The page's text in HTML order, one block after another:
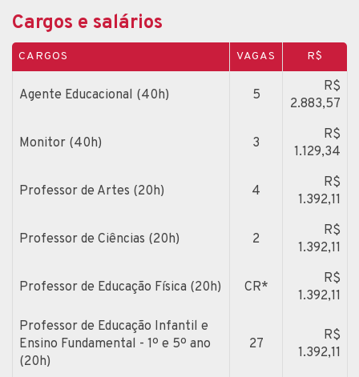
Cargos e salários
CARGOS VAGAS R$
Agente Educacional (40h) 5
R$
2.883,57
Monitor (40h) 3
R$
1.129,34
Professor de Artes (20h) 4
R$
1.392,11
Professor de Ciências (20h) 2
R$
1.392,11
Professor de Educação Física (20h) CR*
R$
1.392,11
Professor de Educação Infantil e
Ensino Fundamental - 1º e 5º ano
(20h)
27
R$
1.392,11